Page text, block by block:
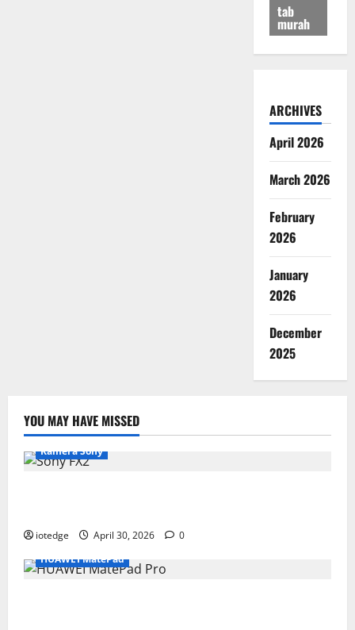
tab
murah
ARCHIVES
April 2026
March 2026
February
2026
January
2026
December
2025
YOU MAY HAVE MISSED
Kamera Sony
iotedge April 30, 2026
0
HUAWEI MatePad